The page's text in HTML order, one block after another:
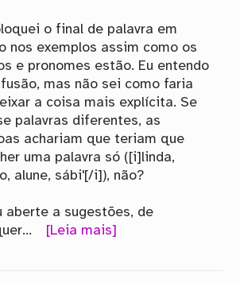
o final de palavra em
nos exemplos assim como os
e pronomes estão. Eu entendo
mas não sei como faria
a coisa mais explícita. Se
palavras diferentes, as
achariam que teriam que
uma palavra só ([i]linda,
alune, sábi'[/i]), não?
aberte a sugestões, de
[Leia mais]